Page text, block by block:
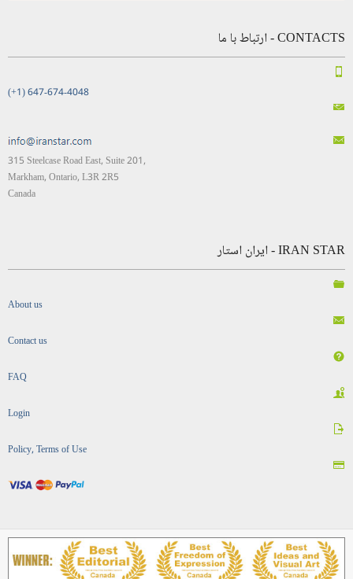
CONTACTS - ارتباط با ما
(+1) 647-674-4048
315 Steelcase Road East, Suite 201,
Markham, Ontario, L3R 2R5
Canada
IRAN STAR - ایران استار
About us
Contact us
FAQ
Login
Policy, Terms of Use